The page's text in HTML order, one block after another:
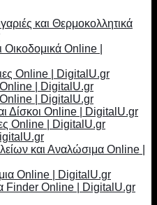
και Θερμοκολλητικά
Οικοδομικά Online |
Online | DigitalU.gr
| DigitalU.gr
| DigitalU.gr
Δίσκοι Online | DigitalU.gr
Online | DigitalU.gr
και Αναλώσιμα Online |
Online | DigitalU.gr
Finder Online | DigitalU.gr